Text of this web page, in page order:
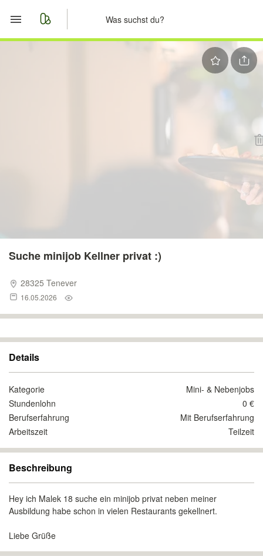
Suche minijob Kellner privat :)
28325 Tenever
16.05.2026
Details
Kategorie
Mini- & Nebenjobs
Stundenlohn
0 €
Berufserfahrung
Mit Berufserfahrung
Arbeitszeit
Teilzeit
Beschreibung
Hey ich Malek 18 suche ein minijob privat neben meiner
Ausbildung habe schon in vielen Restaurants gekellnert.
Liebe Grüße